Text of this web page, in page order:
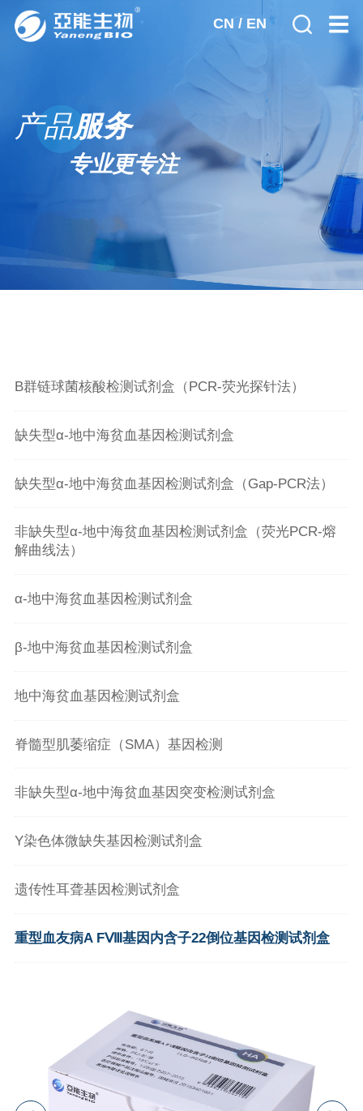
CN / EN
关于亚能
宫颈癌筛查
生殖遗传诊断
化学发光系列产品
ICL
新闻动态
联系我们
产品服务
专业更专注
B群链球菌核酸检测试剂盒（PCR-荧光探针法）
缺失型α-地中海贫血基因检测试剂盒
缺失型α-地中海贫血基因检测试剂盒（Gap-PCR法）
非缺失型α-地中海贫血基因检测试剂盒（荧光PCR-熔
解曲线法）
α-地中海贫血基因检测试剂盒
β-地中海贫血基因检测试剂盒
地中海贫血基因检测试剂盒
脊髓型肌萎缩症（SMA）基因检测
非缺失型α-地中海贫血基因突变检测试剂盒
Y染色体微缺失基因检测试剂盒
遗传性耳聋基因检测试剂盒
重型血友病A FⅧ基因内含子22倒位基因检测试剂盒